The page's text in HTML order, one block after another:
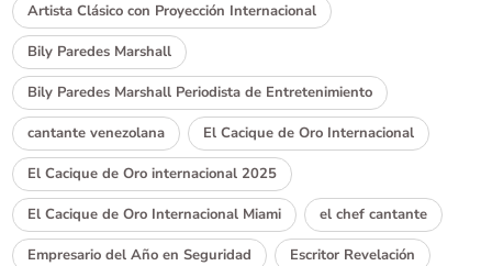
Artista Clásico con Proyección Internacional
Bily Paredes Marshall
Bily Paredes Marshall Periodista de Entretenimiento
cantante venezolana El Cacique de Oro Internacional
El Cacique de Oro internacional 2025
El Cacique de Oro Internacional Miami el chef cantante
Empresario del Año en Seguridad Escritor Revelación